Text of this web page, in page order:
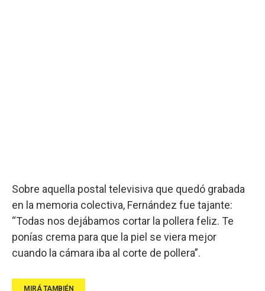
Sobre aquella postal televisiva que quedó grabada
en la memoria colectiva, Fernández fue tajante:
“Todas nos dejábamos cortar la pollera feliz. Te
ponías crema para que la piel se viera mejor
cuando la cámara iba al corte de pollera”.